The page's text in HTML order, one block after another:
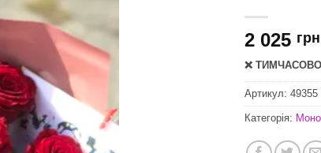
2 025 грн
❌ ТИМЧАСОВО
Артикул: 49355
Категорія: